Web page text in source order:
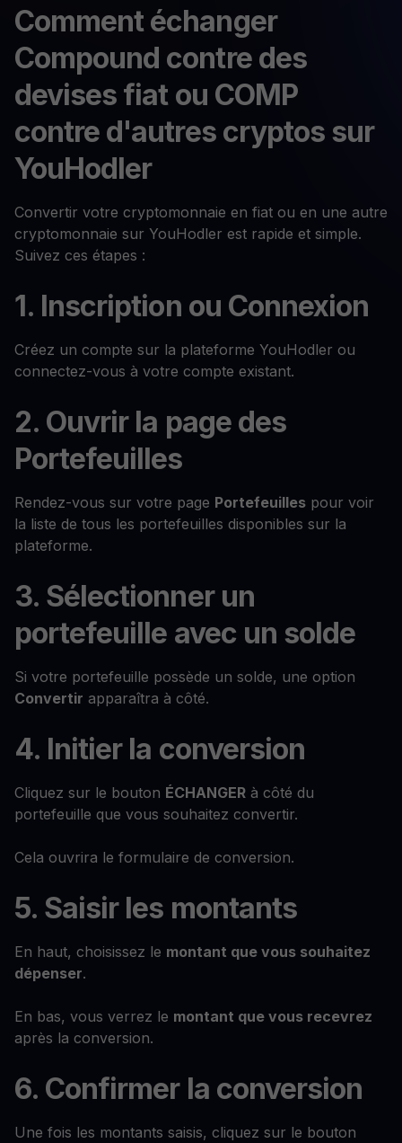
Comment échanger
Compound contre des
devises fiat ou COMP
contre d'autres cryptos sur
YouHodler
Convertir votre cryptomonnaie en fiat ou en une autre
cryptomonnaie sur YouHodler est rapide et simple.
Suivez ces étapes :
1. Inscription ou Connexion
Créez un compte sur la plateforme YouHodler ou
connectez-vous à votre compte existant.
2. Ouvrir la page des
Portefeuilles
Rendez-vous sur votre page Portefeuilles pour voir
la liste de tous les portefeuilles disponibles sur la
plateforme.
3. Sélectionner un
portefeuille avec un solde
Si votre portefeuille possède un solde, une option
Convertir apparaîtra à côté.
4. Initier la conversion
Cliquez sur le bouton ÉCHANGER à côté du
portefeuille que vous souhaitez convertir.
Cela ouvrira le formulaire de conversion.
5. Saisir les montants
En haut, choisissez le montant que vous souhaitez
dépenser.
En bas, vous verrez le montant que vous recevrez
après la conversion.
6. Confirmer la conversion
Une fois les montants saisis, cliquez sur le bouton